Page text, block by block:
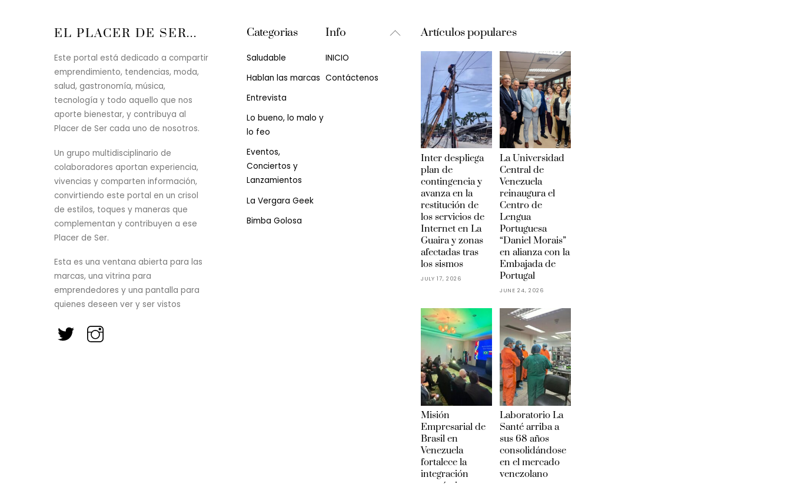
Back
EL PLACER DE SER...
Este portal está dedicado a compartir
emprendimiento, tendencias, moda,
salud, gastronomía, música,
tecnología y todo aquello que nos
aporte bienestar, y contribuya al
Placer de Ser cada uno de nosotros.
Un grupo multidisciplinario de
colaboradores aportan experiencia,
vivencias y comparten información,
convirtiendo este portal en un crisol
de estilos, toques y maneras que
complementan y contribuyen a ese
Placer de Ser.
Esta es una ventana abierta para las
marcas, una vitrina para
emprendedores y una pantalla para
quienes deseen ver y ser vistos
Categorias
Saludable
Hablan las marcas
Entrevista
Lo bueno, lo malo y
lo feo
Eventos,
Conciertos y
Lanzamientos
La Vergara Geek
Bimba Golosa
Info
INICIO
Contáctenos
Artículos populares
Inter despliega
plan de
contingencia y
avanza en la
restitución de
los servicios de
Internet en La
Guaira y zonas
afectadas tras
los sismos
JULY 17, 2026
La Universidad
Central de
Venezuela
reinaugura el
Centro de
Lengua
Portuguesa
“Daniel Morais”
en alianza con la
Embajada de
Portugal
JUNE 24, 2026
Misión
Empresarial de
Brasil en
Venezuela
fortalece la
integración
Laboratorio La
Santé arriba a
sus 68 años
consolidándose
en el mercado
venezolano